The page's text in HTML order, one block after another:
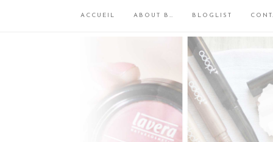
ACCUEIL ABOUT B… BLOGLIST